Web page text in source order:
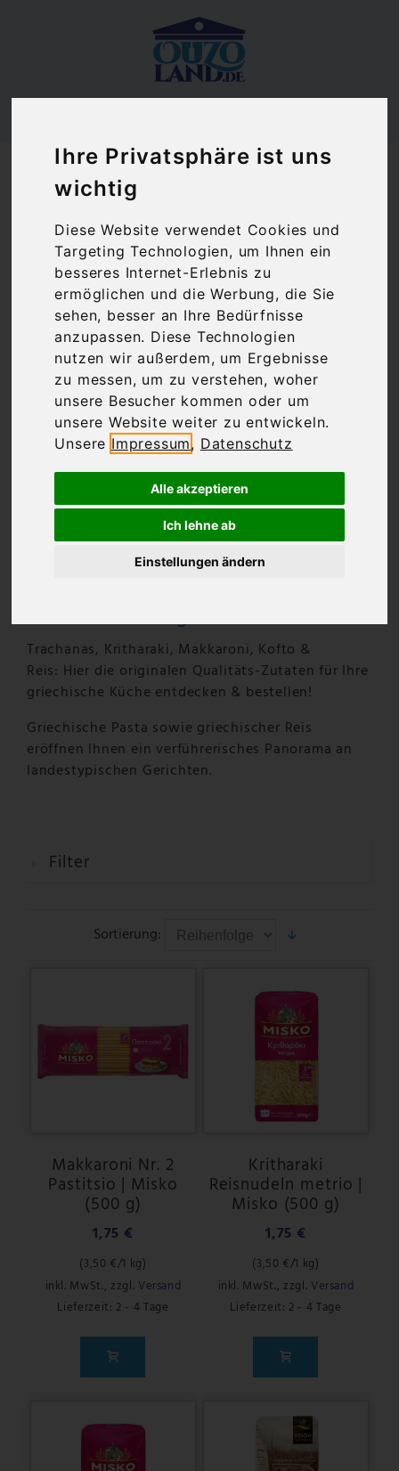
Ihre Privatsphäre ist uns
wichtig
Diese Website verwendet Cookies und
Targeting Technologien, um Ihnen ein
besseres Internet-Erlebnis zu
ermöglichen und die Werbung, die Sie
sehen, besser an Ihre Bedürfnisse
anzupassen. Diese Technologien
nutzen wir außerdem, um Ergebnisse
zu messen, um zu verstehen, woher
unsere Besucher kommen oder um
unsere Website weiter zu entwickeln.
Unsere Impressum, Datenschutz
Alle akzeptieren
Ich lehne ab
Einstellungen ändern
Ouzoland.de Feinkost Teigwaren & Reis
Teigwaren & Reis
Griechische Teigwaren & Reis
Trachanas, Kritharaki, Makkaroni, Kofto &
Reis: Hier die originalen Qualitäts-Zutaten für Ihre
griechische Küche entdecken & bestellen!
Griechische Pasta sowie griechischer Reis
eröffnen Ihnen ein verführerisches Panorama an
landestypischen Gerichten.
Filter
Sortierung:
Makkaroni Nr. 2
Pastitsio | Misko
(500 g)
1,75 €
(3,50 €/1 kg)
inkl. MwSt., zzgl. Versand
Lieferzeit: 2 - 4 Tage
Kritharaki
Reisnudeln metrio |
Misko (500 g)
1,75 €
(3,50 €/1 kg)
inkl. MwSt., zzgl. Versand
Lieferzeit: 2 - 4 Tage